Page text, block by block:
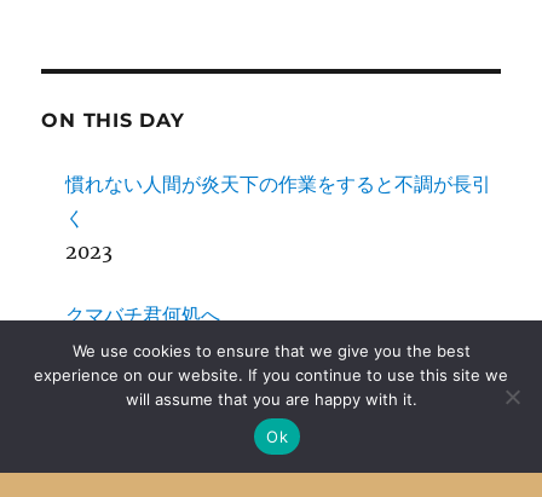
ON THIS DAY
慣れない人間が炎天下の作業をすると不調が長引
く
2023
クマバチ君何処へ
2018
女子に「カットマン」はおかしいだろう
We use cookies to ensure that we give you the best
experience on our website. If you continue to use this site we
will assume that you are happy with it.
Ok